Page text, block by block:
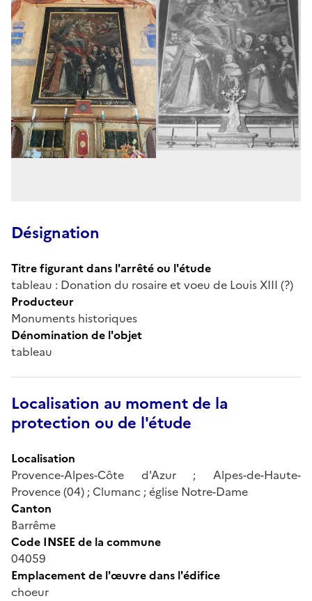
Désignation
Titre figurant dans l'arrêté ou l'étude
tableau : Donation du rosaire et voeu de Louis XIII (?)
Producteur
Monuments historiques
Dénomination de l'objet
tableau
Localisation au moment de la
protection ou de l'étude
Localisation
Provence-Alpes-Côte d'Azur ; Alpes-de-Haute-
Provence (04) ; Clumanc ; église Notre-Dame
Canton
Barrême
Code INSEE de la commune
04059
Emplacement de l'œuvre dans l'édifice
choeur